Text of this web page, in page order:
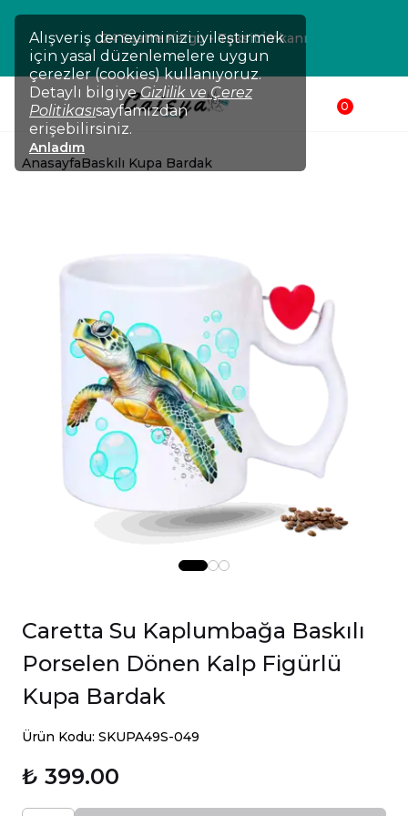
Alışveriş deneyiminizi iyileştirmek
için yasal düzenlemelere uygun
çerezler (cookies) kullanıyoruz.
Detaylı bilgiye Gizlilik ve Çerez
Politikasısayfamızdan
erişebilirsiniz.
Anladım
24 Saatte Kargo - Taksit İmkanı
0
AnasayfaBaskılı Kupa Bardak
Caretta Su Kaplumbağa Baskılı
Porselen Dönen Kalp Figürlü
Kupa Bardak
Ürün Kodu: SKUPA49S-049
₺ 399.00